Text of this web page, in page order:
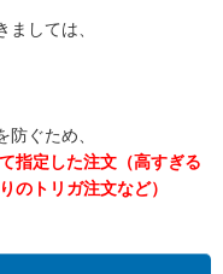
しては、
ぐため、
指定した注文（高すぎる
のトリガ注文など）